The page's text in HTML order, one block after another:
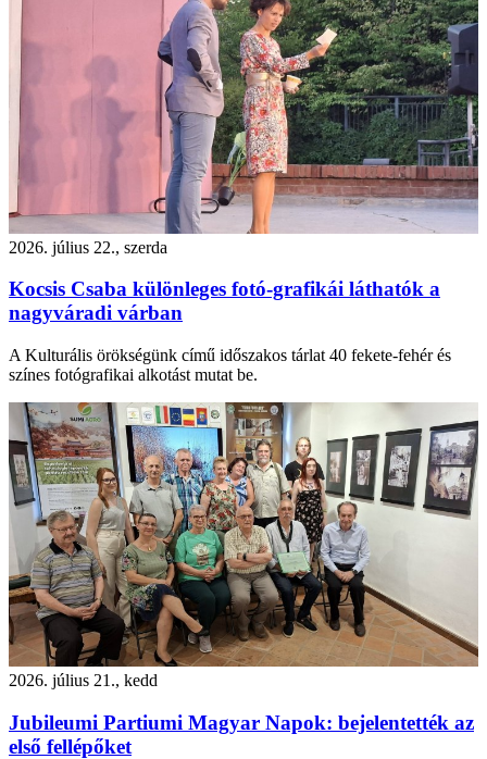
2026. július 22., szerda
Kocsis Csaba különleges fotó-grafikái láthatók a
nagyváradi várban
A Kulturális örökségünk című időszakos tárlat 40 fekete-fehér és
színes fotógrafikai alkotást mutat be.
2026. július 21., kedd
Jubileumi Partiumi Magyar Napok: bejelentették az
első fellépőket